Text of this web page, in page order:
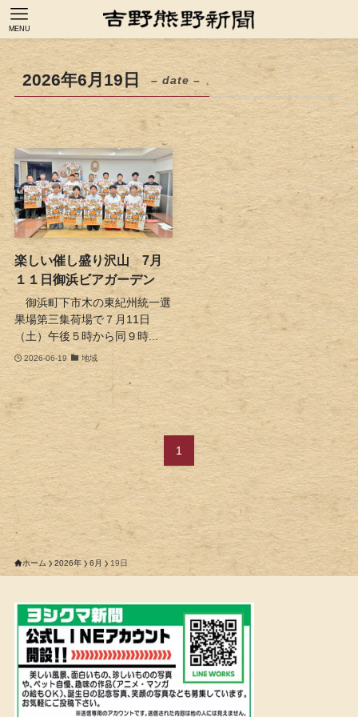
MENU
2026年6月19日 – date –
楽しい催し盛り沢山 7月
１１日御浜ビアガーデン
御浜町下市木の東紀州統一選
果場第三集荷場で７月11日
（土）午後５時から同９時...
2026-06-19 地域
1
ホーム 2026年 6月 19日